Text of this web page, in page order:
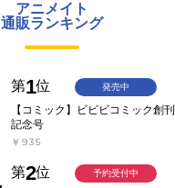
アニメイト
通販ランキング
第1位
【コミック】ビビビコミック創刊
記念号
￥935
発売中
第2位 予約受付中